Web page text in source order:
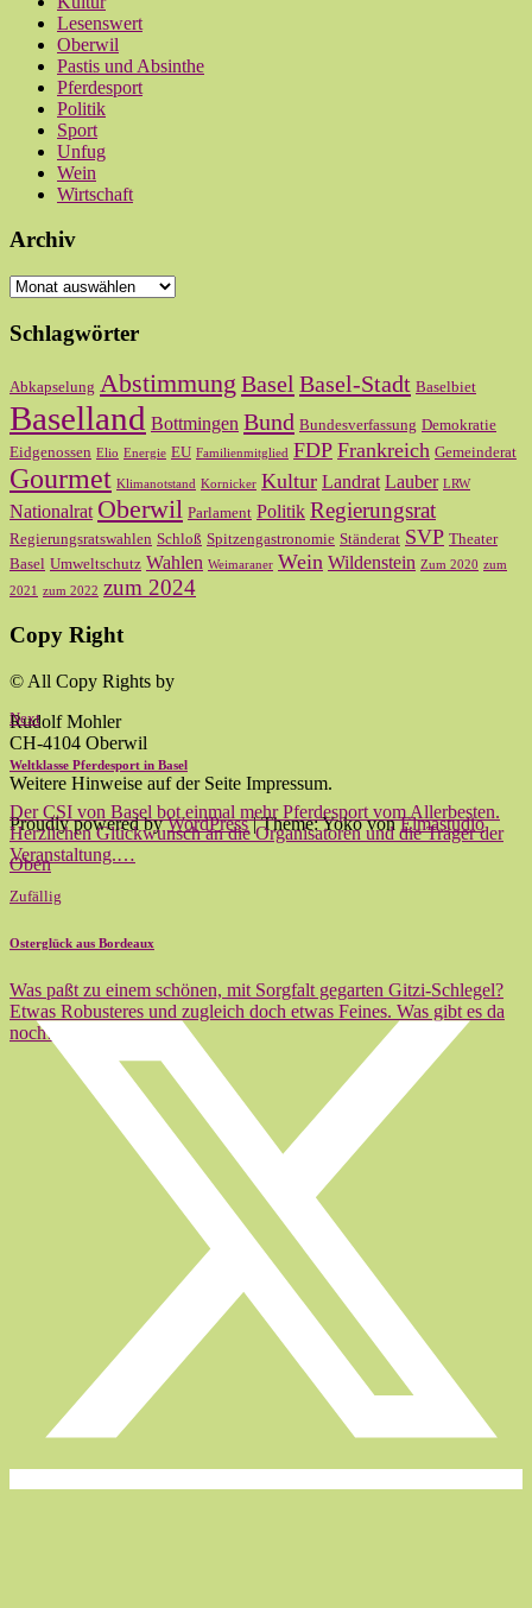
Lesenswert
Oberwil
Pastis und Absinthe
Pferdesport
Politik
Sport
Unfug
Wein
Wirtschaft
Archiv
Archiv
Schlagwörter
Abkapselung Abstimmung Basel Basel-Stadt Baselbiet
Baselland Bottmingen Bund Bundesverfassung Demokratie
Eidgenossen Elio Energie EU Familienmitglied FDP Frankreich Gemeinderat
Gourmet Klimanotstand Kornicker Kultur Landrat Lauber LRW
Nationalrat Oberwil Parlament Politik Regierungsrat
Regierungsratswahlen Schloß Spitzengastronomie Ständerat SVP Theater
Basel Umweltschutz Wahlen Weimaraner Wein Wildenstein Zum 2020 zum
2021
zum 2022 zum 2024
Copy Right
© All Copy Rights by
Rudolf Mohler
CH-4104 Oberwil
Weitere Hinweise auf der Seite Impressum.
Proudly powered byWordPress|Theme: Yoko vonElmastudio
Oben
Next
Weltklasse Pferdesport in Basel
Der CSI von Basel bot einmal mehr Pferdesport vom Allerbesten.
Herzlichen Glückwunsch an die Organisatoren und die Träger der
Veranstaltung.…
Zufällig
Osterglück aus Bordeaux
Was paßt zu einem schönen, mit Sorgfalt gegarten Gitzi-Schlegel?
Etwas Robusteres und zugleich doch etwas Feines. Was gibt es da
noch…